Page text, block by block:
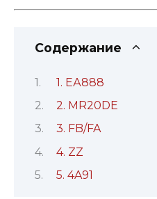
Содержание
1. ЕА888
2. MR20DE
3. FB/FA
4. ZZ
5. 4A91